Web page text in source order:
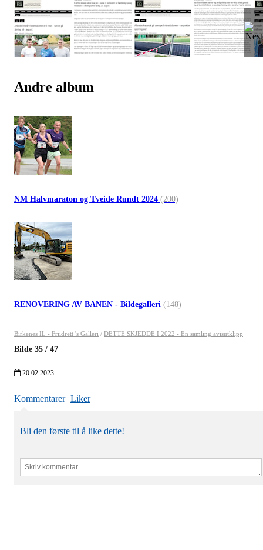
Andre album
NM Halvmaraton og Tveide Rundt 2024 (200)
RENOVERING AV BANEN - Bildegalleri (148)
Birkenes IL - Friidrett 's Galleri / DETTE SKJEDDE I 2022 - En samling avisutklipp
Bilde 35 / 47
20.02.2023
Kommentarer Liker
Bli den første til å like dette!